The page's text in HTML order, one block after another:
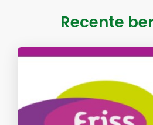
Recente